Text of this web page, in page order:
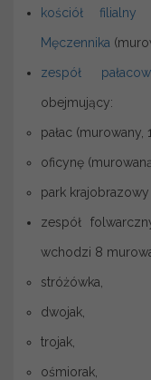
kościół
Męczennika
zespół
obejmujący:
pałac (murowany,
oficynę
park krajobrazowy
zespół
wchodzi 8
stróżówka,
dwojak,
trojak,
ośmiorak,